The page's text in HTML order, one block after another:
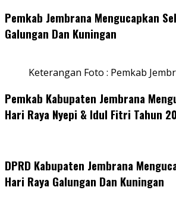
Pemkab Jembrana Mengucapkan
Galungan Dan Kuningan
Keterangan Foto : Pemkab
Pemkab Kabupaten Jembrana
Hari Raya Nyepi & Idul Fitri Tahun
DPRD Kabupaten Jembrana
Hari Raya Galungan Dan Kuningan